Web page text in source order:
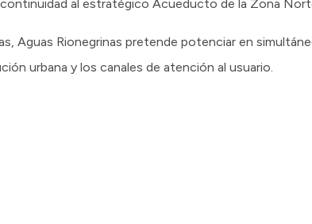
al estratégico Acueducto de la Zona
Aguas Rionegrinas pretende potenciar en
urbana y los canales de atención al usuario.